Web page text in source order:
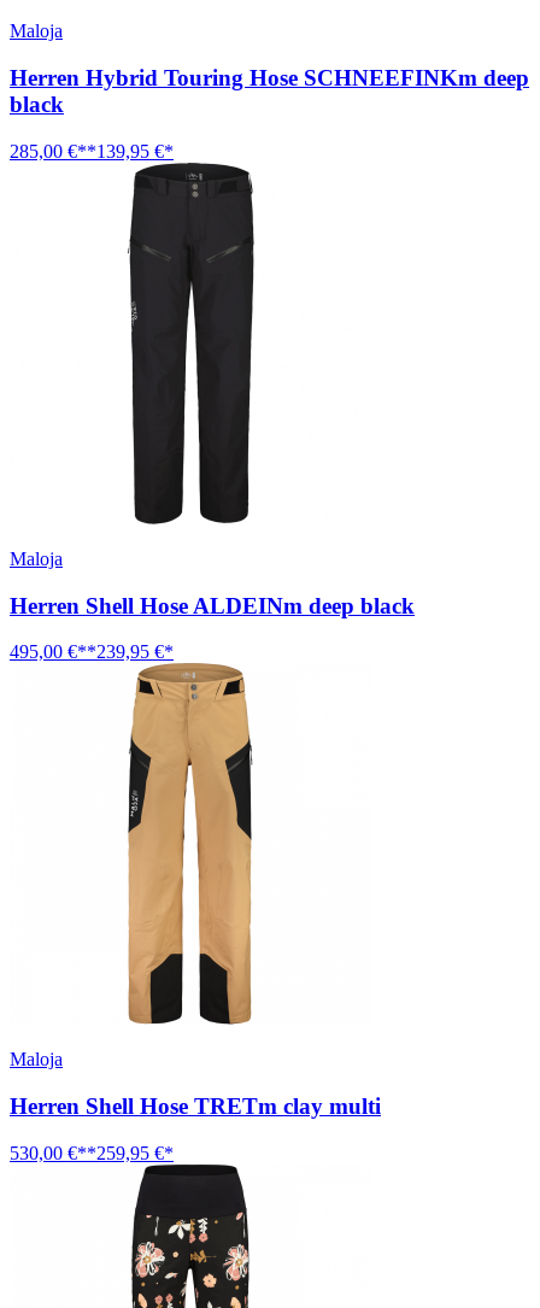
Maloja
Herren Hybrid Touring Hose SCHNEEFINKm deep
black
285,00 €**139,95 €*
Maloja
Herren Shell Hose ALDEINm deep black
495,00 €**239,95 €*
Maloja
Herren Shell Hose TRETm clay multi
530,00 €**259,95 €*